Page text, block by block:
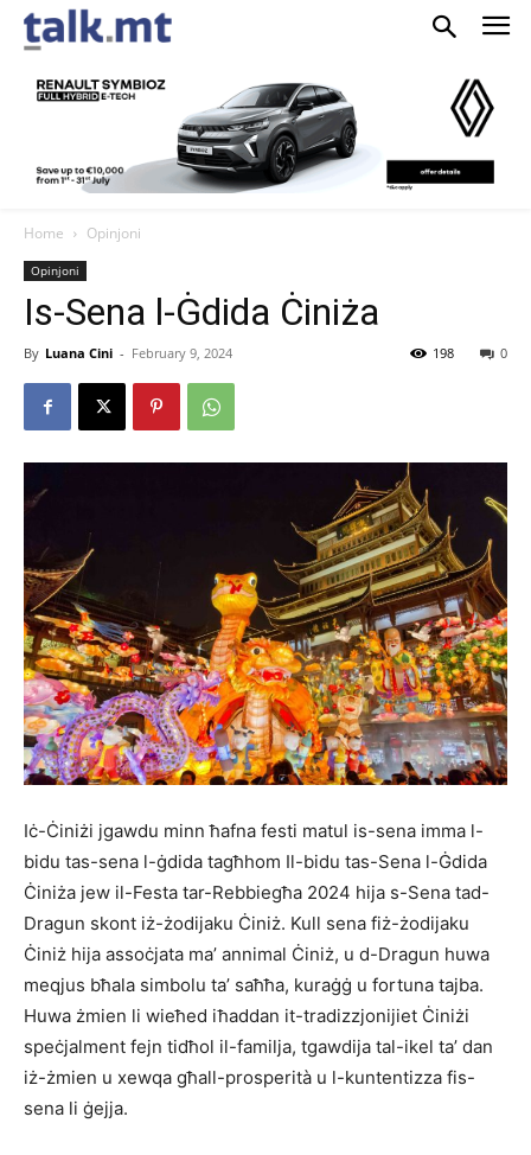
Home Opinjoni
Opinjoni
Is-Sena l-Ġdida Ċiniża
By Luana Cini - February 9, 2024 0
198
Iċ-Ċiniżi jgawdu minn ħafna festi matul is-sena imma l-
bidu tas-sena l-ġdida tagħhom Il-bidu tas-Sena l-Ġdida
Ċiniża jew il-Festa tar-Rebbiegħa 2024 hija s-Sena tad-
Dragun skont iż-żodijaku Ċiniż. Kull sena fiż-żodijaku
Ċiniż hija assoċjata ma’ annimal Ċiniż, u d-Dragun huwa
meqjus bħala simbolu ta’ saħħa, kuraġġ u fortuna tajba.
Huwa żmien li wieħed iħaddan it-tradizzjonijiet Ċiniżi
speċjalment fejn tidħol il-familja, tgawdija tal-ikel ta’ dan
iż-żmien u xewqa għall-prosperità u l-kuntentizza fis-
sena li ġejja.